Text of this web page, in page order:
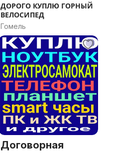
ДОРОГО КУПЛЮ ГОРНЫЙ
ВЕЛОСИПЕД
Гомель
Договорная